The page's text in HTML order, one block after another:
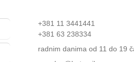
+381 11 3441441
+381 63 238334
radnim danima od 11 do 19